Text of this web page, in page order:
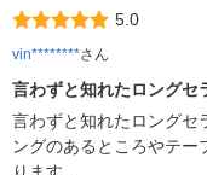
5.0
vin********さん
言わずと知れたロング
言わずと知れたロングセ
ングのあるところやテー